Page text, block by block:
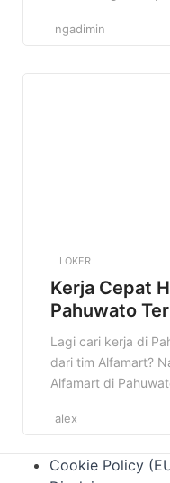
bagian dari tim
ngadimin
LOKER
Kerja Cepat
Pahuwato
Lagi cari kerja di
dari tim Alfamart?
Alfamart di
jaringan
semua yang perlu
alex
Cookie Policy